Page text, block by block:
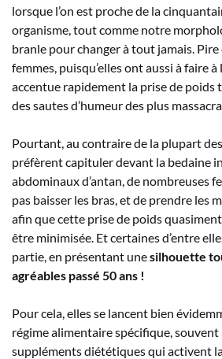
lorsque l’on est proche de la
organisme, tout comme notre
branle pour changer à tout jamais. Pire
femmes, puisqu’elles ont aussi à faire
accentue rapidement la prise de
des sautes d’humeur des plus
Pourtant, au contraire de la plupart
préfèrent capituler devant la bedaine
abdominaux d’antan, de nombreuses
pas baisser les bras, et de prendre les
afin que cette prise de poids
être minimisée. Et certaines d’entre
partie, en présentant unesilhouette
agréables passé 50 ans !
Pour cela, elles se lancent bien
régime alimentaire spécifique, souvent
suppléments diététiques qui activent